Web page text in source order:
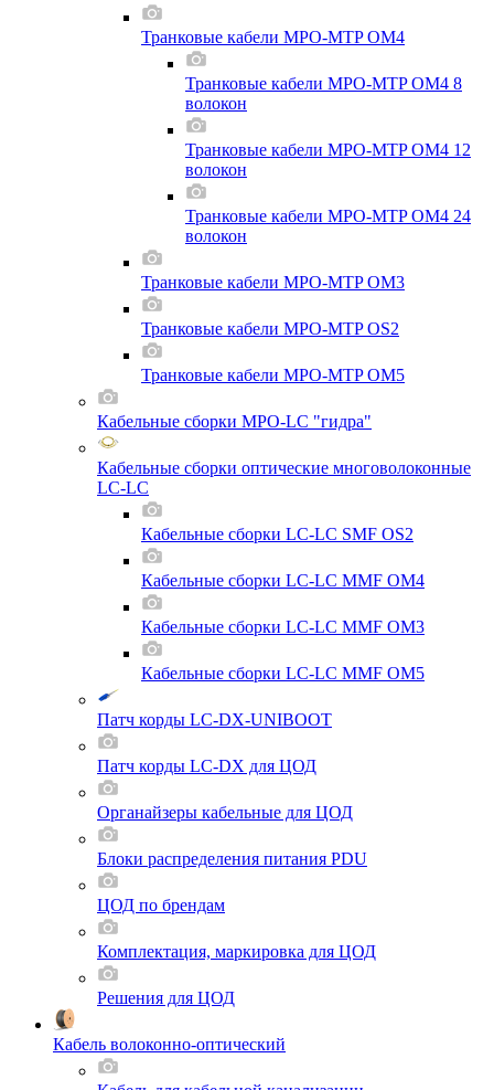
Транковые кабели MPO-MTP OM4
Транковые кабели MPO-MTP OM4 8
волокон
Транковые кабели MPO-MTP OM4 12
волокон
Транковые кабели MPO-MTP OM4 24
волокон
Транковые кабели MPO-MTP OM3
Транковые кабели MPO-MTP OS2
Транковые кабели MPO-MTP OM5
Кабельные сборки MPO-LC "гидра"
Кабельные сборки оптические многоволоконные
LC-LC
Кабельные сборки LC-LC SMF OS2
Кабельные сборки LC-LC MMF OM4
Кабельные сборки LC-LC MMF OM3
Кабельные сборки LC-LC MMF OM5
Патч корды LC-DX-UNIBOOT
Патч корды LC-DX для ЦОД
Органайзеры кабельные для ЦОД
Блоки распределения питания PDU
ЦОД по брендам
Комплектация, маркировка для ЦОД
Решения для ЦОД
Кабель волоконно-оптический